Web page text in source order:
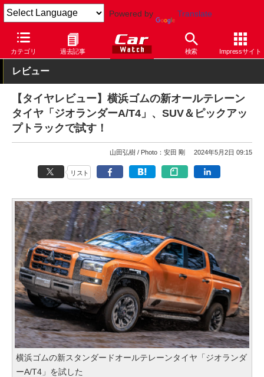
Powered by Translate
カテゴリ 過去記事 検索 Impressサイト
Car Watch タイヤ 横浜ゴム その他
レビュー
【タイヤレビュー】横浜ゴムの新オールテレーン
タイヤ「ジオランダーA/T4」、SUV＆ピックアッ
プトラックで試す！
山田弘樹 Photo：安田 剛 2024年5月2日 09:15
リスト
横浜ゴムの新スタンダードオールテレーンタイヤ「ジオランダ
ーA/T4」を試した